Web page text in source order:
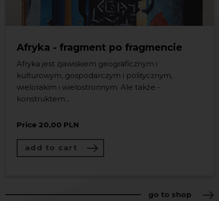
Afryka - fragment po fragmencie
Afryka jest zjawiskiem geograficznym i
kulturowym, gospodarczym i politycznym,
wielorakim i wielostronnym. Ale także -
konstruktem...
Price 20,00 PLN
add to cart
Oddajemy w Państwa ręce kolejny tom książki
„Czytanie Pomorza. Literacki przewodnik po
Pomorzu – to znak, że nasza wspólna przygoda z...
Price 30,00 PLN
add to cart
go to shop